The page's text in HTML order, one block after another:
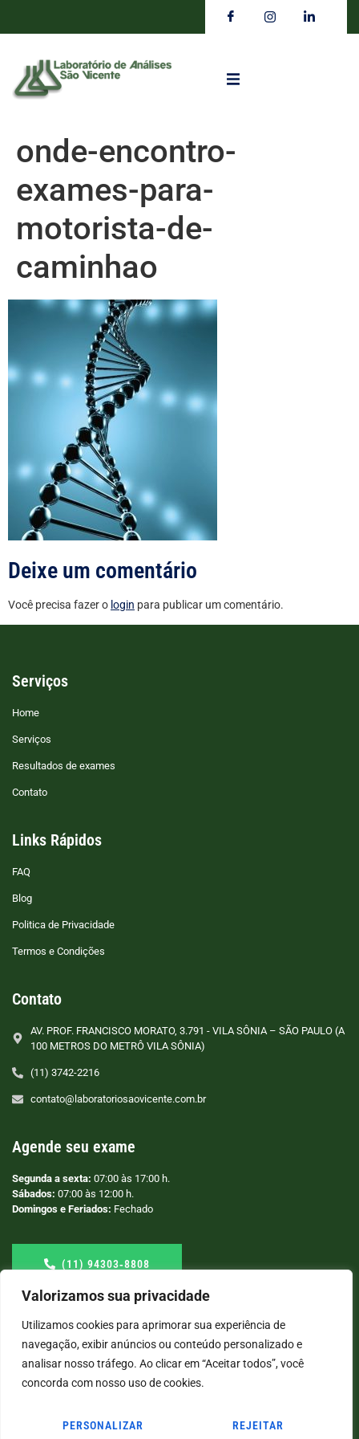
Valorizamos sua privacidade
Utilizamos cookies para aprimorar sua experiência de
navegação, exibir anúncios ou conteúdo personalizado e
analisar nosso tráfego. Ao clicar em “Aceitar todos”, você
concorda com nosso uso de cookies.
PERSONALIZAR REJEITAR
onde-encontro-
exames-para-
motorista-de-
caminhao
Deixe um comentário
Você precisa fazer o login para publicar um comentário.
Serviços
Home
Serviços
Resultados de exames
Contato
Links Rápidos
FAQ
Blog
Politica de Privacidade
Termos e Condições
Contato
AV. PROF. FRANCISCO MORATO, 3.791 - VILA SÔNIA – SÃO PAULO (A
100 METROS DO METRÔ VILA SÔNIA)
(11) 3742-2216
contato@laboratoriosaovicente.com.br
Agende seu exame
Segunda a sexta: 07:00 às 17:00 h.
Sábados: 07:00 às 12:00 h.
Domingos e Feriados: Fechado
(11) 94303‑8808